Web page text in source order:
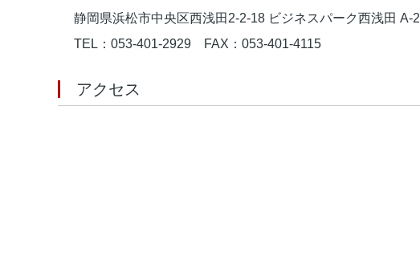
静岡県浜松市中央区西浅田2-2-18 ビジネスパーク西浅田 A-2
TEL：053-401-2929 FAX：053-401-4115
アクセス